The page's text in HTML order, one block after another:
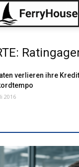
verlieren ihre
2016